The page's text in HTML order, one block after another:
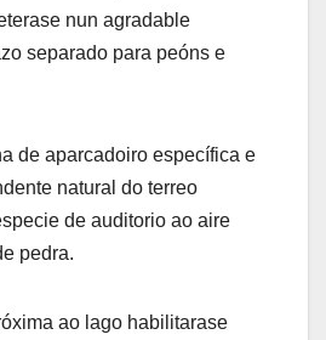
nun agradable
separado para peóns e
de aparcadoiro específica e
natural do terreo
de auditorio ao aire
pedra.
ao lago habilitarase